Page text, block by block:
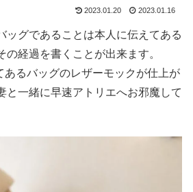
2023.01.20 2023.01.16
ッグであることは本人に伝えてある
の経過を書くことが出来ます。
あるバッグのレザーモックが仕上が
と一緒に早速アトリエへお邪魔して